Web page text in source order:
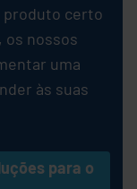
produto certo
os nossos
uma
às suas
para o